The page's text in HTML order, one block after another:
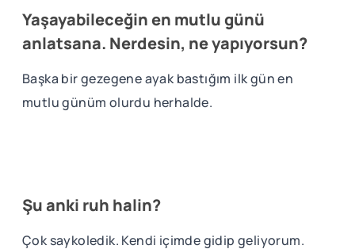
Yaşayabileceğin en mutlu günü
anlatsana. Nerdesin, ne yapıyorsun?
Başka bir gezegene ayak bastığım ilk gün en
mutlu günüm olurdu herhalde.
Şu anki ruh halin?
Çok saykoledik. Kendi içimde gidip geliyorum.